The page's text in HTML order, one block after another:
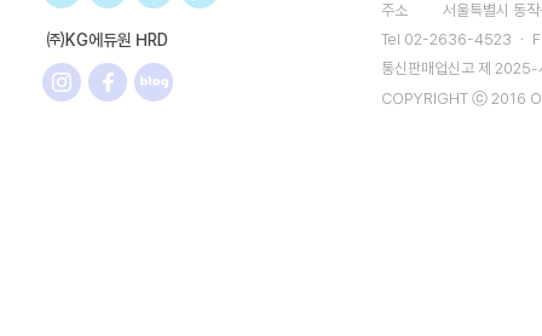
㈜KG에듀원 HRD
주소
서울특별시 동
Tel 02-2636-4523 ㆍ
통신판매업신고 제
COPYRIGHT ⓒ 2016